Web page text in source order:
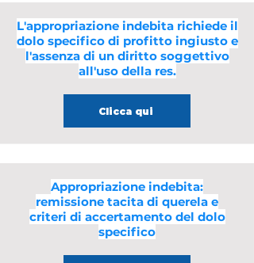
L'appropriazione indebita richiede il
dolo specifico di profitto ingiusto e
l'assenza di un diritto soggettivo
all'uso della res.
Clicca qui
Appropriazione indebita:
remissione tacita di querela e
criteri di accertamento del dolo
specifico